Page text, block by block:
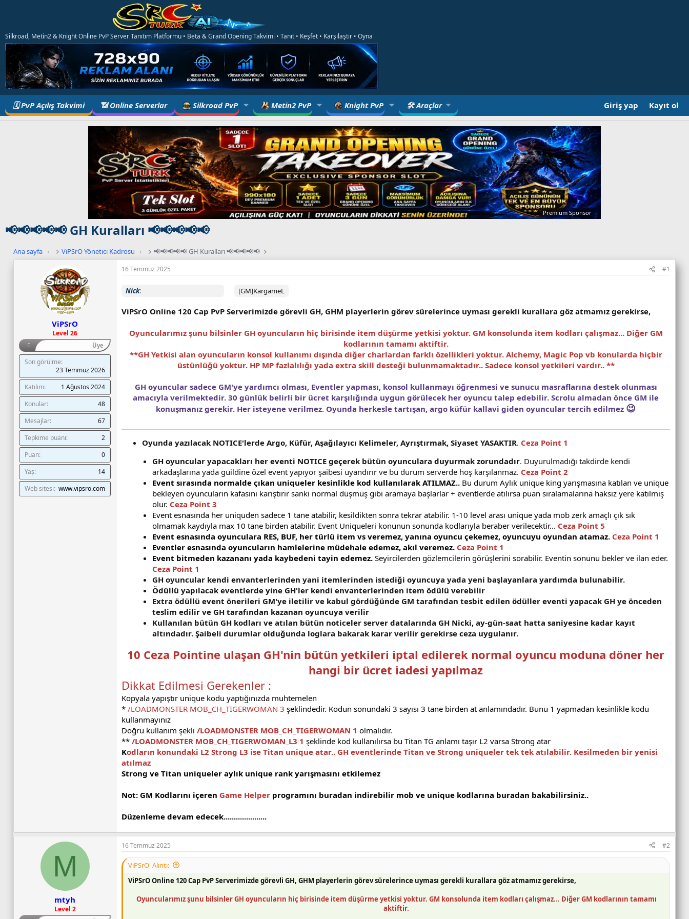
Silkroad, Metin2 & Knight Online PvP Server Tanıtım Platformu • Beta & Grand Opening Takvimi • Tanıt • Keşfet • Karşılaştır • Oyna
🗓️ PvP Açılış Takvimi 📶 Online Serverlar Silkroad PvP Metin2 PvP Knight PvP 🛠 Araçlar Giriş yap Kayıt ol
Premium Sponsor
📢📢📢📢📢 GH Kuralları 📢📢📢📢📢
Ana sayfa › ViPSrO Yönetici Kadrosu › 📢📢📢📢📢 GH Kuralları 📢📢📢📢📢
ViPSrO
Level 26
Üye
Son görülme
23 Temmuz 2026
Katılım
1 Ağustos 2024
Konular
48
Mesajlar
67
Tepkime puanı
2
Puan
0
Yaş
14
Web sitesi www.vipsro.com
16 Temmuz 2025 #1
Nick [GM]KargameL
ViPSrO Online 120 Cap PvP Serverimizde görevli GH, GHM playerlerin görev sürelerince uyması gerekli kurallara göz atmamız gerekirse,
Oyuncularımız şunu bilsinler GH oyuncuların hiç birisinde item düşürme yetkisi yoktur. GM konsolunda item kodları çalışmaz... Diğer GM
kodlarının tamamı aktiftir.
**GH Yetkisi alan oyuncuların konsol kullanımı dışında diğer charlardan farklı özellikleri yoktur. Alchemy, Magic Pop vb konularda hiçbir
üstünlüğü yoktur. HP MP fazlalılığı yada extra skill desteği bulunmamaktadır.. Sadece konsol yetkileri vardır.. **
GH oyuncular sadece GM'ye yardımcı olması, Eventler yapması, konsol kullanmayı öğrenmesi ve sunucu masraflarına destek olunması
amacıyla verilmektedir. 30 günlük belirli bir ücret karşılığında uygun görülecek her oyuncu talep edebilir. Scrolu almadan önce GM ile
konuşmanız gerekir. Her isteyene verilmez. Oyunda herkesle tartışan, argo küfür kallavi giden oyuncular tercih edilmez 😉
Oyunda yazılacak NOTICE'lerde Argo, Küfür, Aşağılayıcı Kelimeler, Ayrıştırmak, Siyaset YASAKTIR. Ceza Point 1
GH oyuncular yapacakları her eventi NOTICE geçerek bütün oyunculara duyurmak zorundadır. Duyurulmadığı takdirde kendi
arkadaşlarına yada guildine özel event yapıyor şaibesi uyandırır ve bu durum serverde hoş karşılanmaz. Ceza Point 2
Event sırasında normalde çıkan uniqueler kesinlikle kod kullanılarak ATILMAZ.. Bu durum Aylık unique king yarışmasına katılan ve unique
bekleyen oyuncuların kafasını karıştırır sanki normal düşmüş gibi aramaya başlarlar + eventlerde atılırsa puan sıralamalarına haksız yere katılmış
olur. Ceza Point 3
Event esnasında her uniquden sadece 1 tane atabilir, kesildikten sonra tekrar atabilir. 1-10 level arası unique yada mob zerk amaçlı çık sık
olmamak kaydıyla max 10 tane birden atabilir. Event Uniqueleri konunun sonunda kodlarıyla beraber verilecektir... Ceza Point 5
Event esnasında oyunculara RES, BUF, her türlü item vs veremez, yanına oyuncu çekemez, oyuncuyu oyundan atamaz. Ceza Point 1
Eventler esnasında oyuncuların hamlelerine müdehale edemez, akıl veremez. Ceza Point 1
Event bitmeden kazananı yada kaybedeni tayin edemez. Seyircilerden gözlemcilerin görüşlerini sorabilir. Eventin sonunu bekler ve ilan eder.
Ceza Point 1
GH oyuncular kendi envanterlerinden yani itemlerinden istediği oyuncuya yada yeni başlayanlara yardımda bulunabilir.
Ödüllü yapılacak eventlerde yine GH'ler kendi envanterlerinden item ödülü verebilir
Extra ödüllü event önerileri GM'ye iletilir ve kabul gördüğünde GM tarafından tesbit edilen ödüller eventi yapacak GH ye önceden
teslim edilir ve GH tarafından kazanan oyuncuya verilir
Kullanılan bütün GH kodları ve atılan bütün noticeler server datalarında GH Nicki, ay-gün-saat hatta saniyesine kadar kayıt
altındadır. Şaibeli durumlar olduğunda loglara bakarak karar verilir gerekirse ceza uygulanır.
10 Ceza Pointine ulaşan GH'nin bütün yetkileri iptal edilerek normal oyuncu moduna döner her
hangi bir ücret iadesi yapılmaz
Dikkat Edilmesi Gerekenler :
Kopyala yapıştır unique kodu yaptığınızda muhtemelen
* /LOADMONSTER MOB_CH_TIGERWOMAN 3 şeklindedir. Kodun sonundaki 3 sayısı 3 tane birden at anlamındadır. Bunu 1 yapmadan kesinlikle kodu
kullanmayınız
Doğru kullanım şekli /LOADMONSTER MOB_CH_TIGERWOMAN 1 olmalıdır.
** /LOADMONSTER MOB_CH_TIGERWOMAN_L3 1 şeklinde kod kullanılırsa bu Titan TG anlamı taşır L2 varsa Strong atar
Kodların konundaki L2 Strong L3 ise Titan unique atar.. GH eventlerinde Titan ve Strong uniqueler tek tek atılabilir. Kesilmeden bir yenisi
atılmaz
Strong ve Titan uniqueler aylık unique rank yarışmasını etkilemez
Not: GM Kodlarını içeren Game Helper programını buradan indirebilir mob ve unique kodlarına buradan bakabilirsiniz..
Düzenleme devam edecek.....................
M
mtyh
Level 2
16 Temmuz 2025 #2
ViPSrO' Alıntı:
ViPSrO Online 120 Cap PvP Serverimizde görevli GH, GHM playerlerin görev sürelerince uyması gerekli kurallara göz atmamız gerekirse,
Oyuncularımız şunu bilsinler GH oyuncuların hiç birisinde item düşürme yetkisi yoktur. GM konsolunda item kodları çalışmaz... Diğer GM kodlarının tamamı
aktiftir.